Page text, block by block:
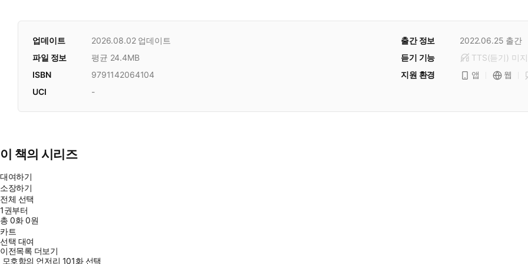
업데이트 2026.08.02업데이트 출간 정보 2022.06.25 출간
듣기 기능
TTS(듣기) 미
파일 정보
평균 24.4MB
지원 환경
앱 웹
ISBN
9791142064104
UCI
-
이 책의 시리즈
대여하기
소장하기
전체 선택
1권부터
총0화0원
카트
선택 대여
이전목록 더보기
모호함의 언저리 101화 선택